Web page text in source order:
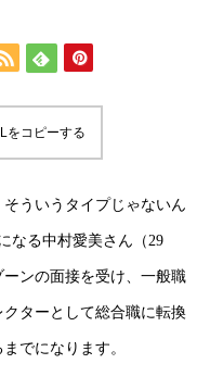
をコピーする
そういうタイプじゃないん
なる中村愛美さん（29
ンの面接を受け、一般職
ターとして総合職に転換
でになります。